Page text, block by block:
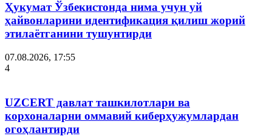
Ҳукумат Ўзбекистонда нима учун уй
ҳайвонларини идентификация қилиш жорий
этилаётганини тушунтирди
07.08.2026, 17:55
4
UZCERT давлат ташкилотлари ва
корхоналарни оммавий киберҳужумлардан
огоҳлантирди